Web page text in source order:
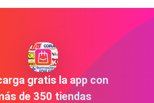
gratis la app con
de 350 tiendas